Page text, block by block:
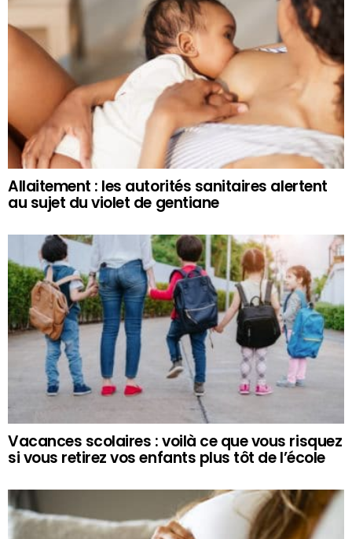
Allaitement : les autorités sanitaires alertent
au sujet du violet de gentiane
Vacances scolaires : voilà ce que vous risquez
si vous retirez vos enfants plus tôt de l’école